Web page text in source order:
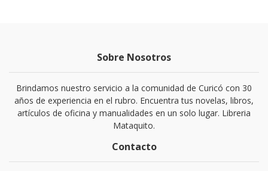
Sobre Nosotros
Brindamos nuestro servicio a la comunidad de Curicó con 30
años de experiencia en el rubro. Encuentra tus novelas, libros,
artículos de oficina y manualidades en un solo lugar. Libreria
Mataquito.
Contacto